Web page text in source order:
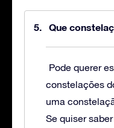
Que
Pode querer
constelações
uma
Se quiser